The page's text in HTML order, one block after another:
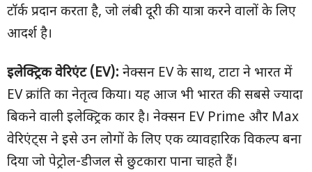
टॉर्क प्रदान करता है, जो लंबी दूरी की यात्रा करने वालों के लिए
आदर्श है।
इलेक्ट्रिक वेरिएंट (EV): नेक्सन EV के साथ, टाटा ने भारत में
EV क्रांति का नेतृत्व किया। यह आज भी भारत की सबसे ज्यादा
बिकने वाली इलेक्ट्रिक कार है। नेक्सन EV Prime और Max
वेरिएंट्स ने इसे उन लोगों के लिए एक व्यावहारिक विकल्प बना
दिया जो पेट्रोल-डीजल से छुटकारा पाना चाहते हैं।